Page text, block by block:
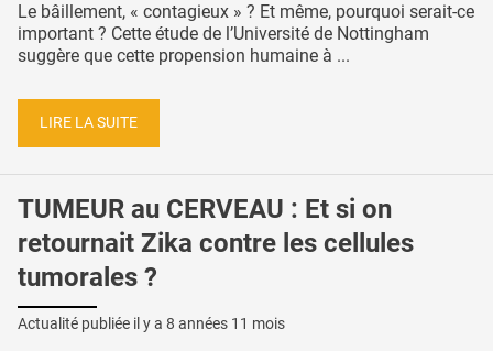
Le bâillement, « contagieux » ? Et même, pourquoi serait-ce
important ? Cette étude de l’Université de Nottingham
suggère que cette propension humaine à ...
LIRE LA SUITE
TUMEUR au CERVEAU : Et si on
retournait Zika contre les cellules
tumorales ?
Actualité publiée il y a 8 années 11 mois